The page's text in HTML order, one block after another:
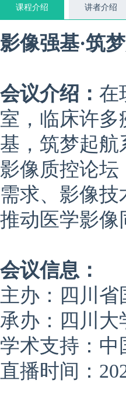
课程介绍 讲者介绍
影像强基·筑
会议介绍： 在
室，临床许多
基，筑梦起航
影像质控论
需求、影像
推动医学影像
会议信息：
主办：四川
承办：四川大
学术支持：中
直播时间：